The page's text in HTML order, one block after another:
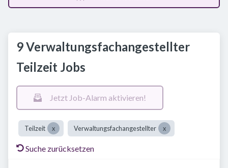
9 Verwaltungsfachangestellter
Teilzeit Jobs
Jetzt Job-Alarm aktivieren!
Teilzeit Verwaltungsfachangestellter
Suche zurücksetzen